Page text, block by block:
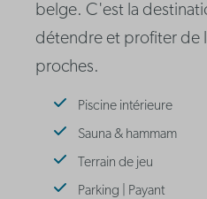
belge. C'est la
détendre et profiter de
proches.
Piscine intérieure
Sauna & hammam
Terrain de jeu
Parking | Payant